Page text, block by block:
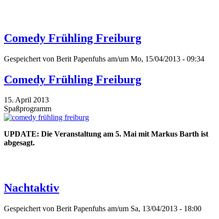
Comedy Frühling Freiburg
Gespeichert von Berit Papenfuhs am/um Mo, 15/04/2013 - 09:34
Comedy Frühling Freiburg
15. April 2013
Spaßprogramm
UPDATE: Die Veranstaltung am 5. Mai mit Markus Barth ist
abgesagt.
Nachtaktiv
Gespeichert von Berit Papenfuhs am/um Sa, 13/04/2013 - 18:00